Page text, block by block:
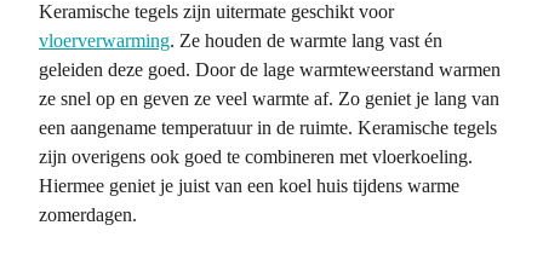
Keramische tegels zijn uitermate geschikt voor
vloerverwarming. Ze houden de warmte lang vast én
geleiden deze goed. Door de lage warmteweerstand warmen
ze snel op en geven ze veel warmte af. Zo geniet je lang van
een aangename temperatuur in de ruimte. Keramische tegels
zijn overigens ook goed te combineren met vloerkoeling.
Hiermee geniet je juist van een koel huis tijdens warme
zomerdagen.